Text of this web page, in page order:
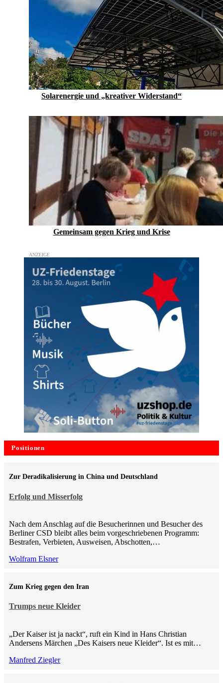
Solarenergie und „kreativer Widerstand“
Gemeinsam gegen Krieg und Krise
Positionen
Erfolg und Misserfolg
Zur Deradikalisierung in China und Deutschland
Nach dem Anschlag auf die Besucherinnen und Besucher des
Berliner CSD bleibt alles beim vorgeschriebenen Programm:
Bestrafen, Verbieten, Ausweisen, Abschotten,…
Wolfram Elsner
Trumps neue Kleider
Zum Krieg gegen den Iran
„Der Kaiser ist ja nackt“, ruft ein Kind in Hans Christian
Andersens Märchen „Des Kaisers neue Kleider“. Ist es mit…
Manfred Ziegler